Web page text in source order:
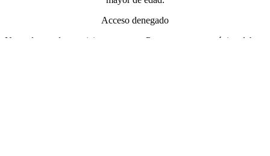
Acceso denegado
No podemos dar servicio a menores. Para entrar a esta página debes